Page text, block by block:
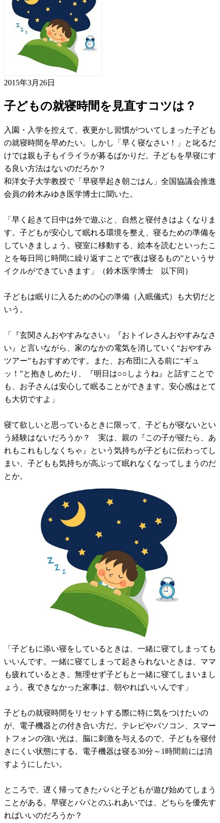
2015年3月26日
子どもの就寝時間を見直すコツは？
入園・入学を控えて、夜更かし習慣がついてしまった子ども
の就寝時間を早めたい。しかし「早く寝なさい！」と叱るだ
けでは親も子もイライラが募るばかりだ。子どもを早寝にす
る良い方法はないのだろか？
和洋女子大学教授で「早寝早起き朝ごはん」全国協議会推進
会員の鈴木みゆき医学博士に聞いた。
「早く起きて日中は外で遊ぶと、自然と寝付きはよくなりま
す。子どもが安心して眠れる環境を整え、寝るための準備を
していきましょう。寝室に移動する、絵本を読むといったこ
とを毎日同じ時間に繰り返すことで“夜は寝るもの”というサ
イクルができていきます」（鈴木医学博士 以下同）
子どもは眠りに入るための心の準備（入眠儀式）も大切だと
いう。
「『玄関さんおやすみなさい』『おトイレさんおやすみなさ
い』と言いながら、家のなかの電気を消していく“おやすみ
ツアー”もおすすめです。また、お布団に入る前に“ギュ
ッ！”と抱きしめたり、『明日は○○しようね』と話すことで
も、お子さんは安心して眠ることができます。安心感はとて
も大切ですよ」
寝て欲しいと思っているときに限って、子どもが寝ないとい
う経験はないだろうか？ 実は、親の『この子が寝たら、あ
れもこれもしなくちゃ』という気持ちが子どもに伝わってし
まい、子どもも気持ちが高ぶって眠れなくなってしまうのだ
とか。
「子どもに添い寝をしているときは、一緒に寝てしまっても
いいんです。一緒に寝てしまって起きられないときは、ママ
も疲れているとき。無理せず子どもと一緒に寝てしまいまし
ょう。夜できなかった家事は、朝やればいいんです」
子どもの就寝時間をリセットする際に特に気をつけたいの
が、電子機器との付き合い方だ。テレビやパソコン、スマー
トフォンの強い光は、脳に刺激を与えるので、子どもを寝付
きにくい状態にする。電子機器は寝る30分～1時間前には消
すようにしたい。
ところで、遅く帰ってきたパパと子どもが遊び始めてしまう
ことがある。早寝とパパとのふれあいでは、どちらを優先す
ればいいのだろうか？